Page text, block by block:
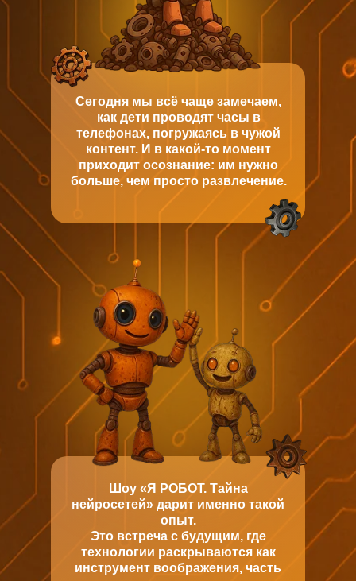
Сегодня мы всё чаще замечаем,
как дети проводят часы в
телефонах, погружаясь в чужой
контент. И в какой-то момент
приходит осознание: им нужно
больше, чем просто развлечение.
Шоу «Я РОБОТ. Тайна
нейросетей» дарит именно такой
опыт.
Это встреча с будущим, где
технологии раскрываются как
инструмент воображения, часть